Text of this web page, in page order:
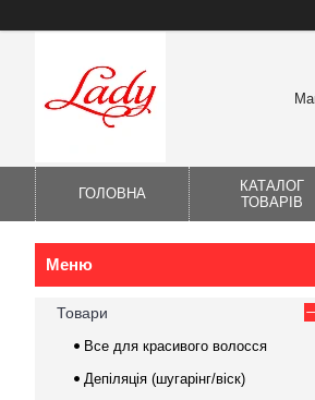
ГОЛОВНА
КАТАЛОГ
ТОВАРІВ
Товари
Все для красивого волосся
Депіляція (шугарінг/віск)